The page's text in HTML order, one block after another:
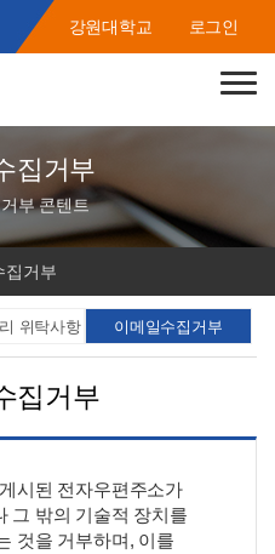
강원대학교 로그인
집거부
부 콘텐트
집거부
위탁사항 이메일수집거부
집거부
시된 전자우편주소가
그 밖의 기술적 장치를
것을 거부하며, 이를